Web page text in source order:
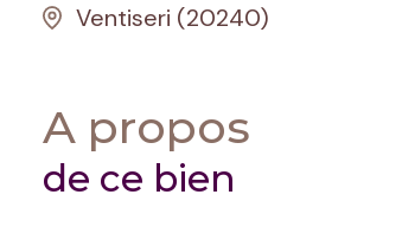
Ventiseri (20240)
A propos
de ce bien